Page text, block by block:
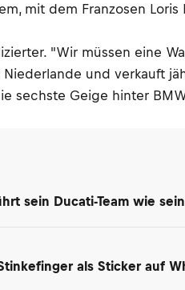
mit dem Franzosen
"Wir müssen eine
und verkauft
Geige hinter
sein Ducati-Team wie
als Sticker auf